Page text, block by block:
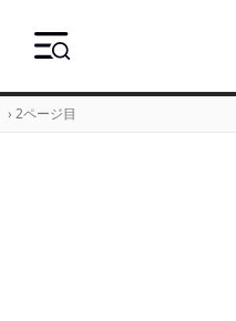
› 2ページ目